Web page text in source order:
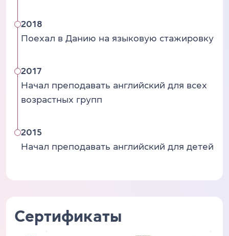
2018
Поехал в Данию на языковую стажировку
2017
Начал преподавать английский для всех
возрастных групп
2015
Начал преподавать английский для детей
Сертификаты